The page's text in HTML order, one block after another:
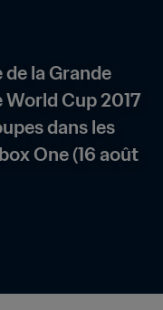
la Grande
World Cup 2017
dans les
One (16 août